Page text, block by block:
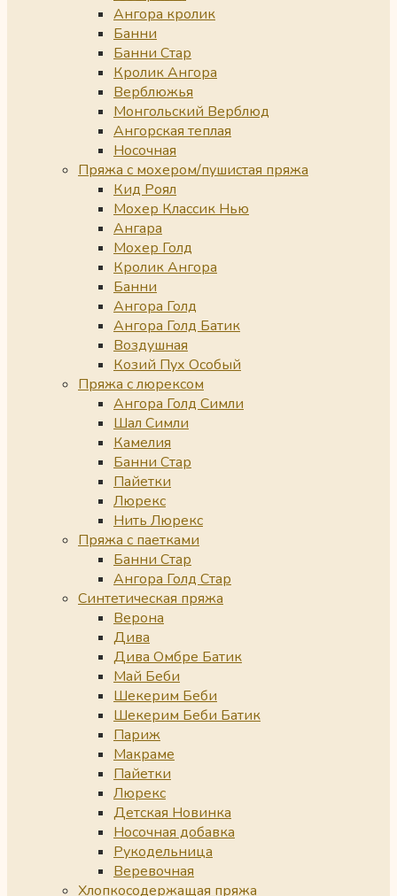
Ангора кролик
Банни
Банни Стар
Кролик Ангора
Верблюжья
Монгольский Верблюд
Ангорская теплая
Носочная
Пряжа с мохером/пушистая пряжа
Кид Роял
Мохер Классик Нью
Ангара
Мохер Голд
Кролик Ангора
Банни
Ангора Голд
Ангора Голд Батик
Воздушная
Козий Пух Особый
Пряжа с люрексом
Ангора Голд Симли
Шал Симли
Камелия
Банни Стар
Пайетки
Люрекс
Нить Люрекс
Пряжа с паетками
Банни Стар
Ангора Голд Стар
Синтетическая пряжа
Верона
Дива
Дива Омбре Батик
Май Беби
Шекерим Беби
Шекерим Беби Батик
Париж
Макраме
Пайетки
Люрекс
Детская Новинка
Носочная добавка
Рукодельница
Веревочная
Хлопкосодержащая пряжа